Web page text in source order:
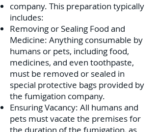
company. This preparation typically
includes:
Removing or Sealing Food and
Medicine: Anything consumable by
humans or pets, including food,
medicines, and even toothpaste,
must be removed or sealed in
special protective bags provided by
the fumigation company.
Ensuring Vacancy: All humans and
pets must vacate the premises for